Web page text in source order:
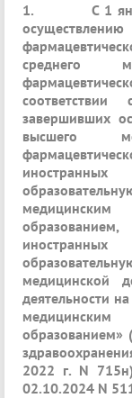
1. С 1
среднего
завершивших
высшего
иностранных
иностранных
медицинской
деятельности
медицинским
образованием»
2022 г. N
02.10.2024 N